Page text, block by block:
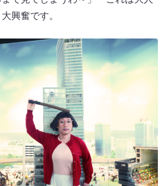
興奮です。